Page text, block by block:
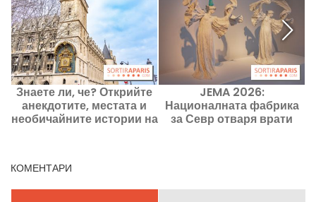
Знаете ли, че? Открийте
анекдотите, местата и
необичайните истории на
JEMA 2026:
Националната фабрика
за Севр отваря врати
КОМЕНТАРИ